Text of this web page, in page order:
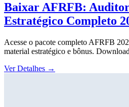
Baixar AFRFB: Auditor
Estratégico Completo
Acesse o pacote completo AFRFB
material estratégico e bônus.
Ver Detalhes →